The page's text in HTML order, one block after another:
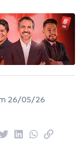
26/05/26